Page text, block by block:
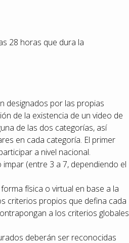
28 horas que dura la
designados por las propias
de la existencia de un video de
de las dos categorías, así
en cada categoría. El primer
a nivel nacional.
(entre 3 a 7, dependiendo el
física o virtual en base a la
criterios propios que defina cada
a los criterios globales
deberán ser reconocidas